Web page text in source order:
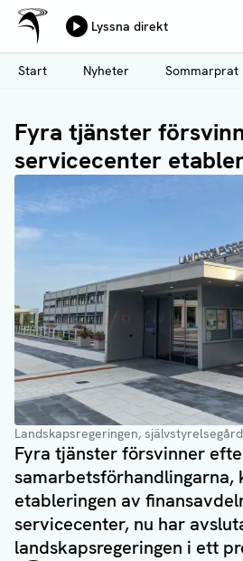
Hoppa
till
huvudinnehåll
Ålands Radio & TV
Lyssna direkt
Start
Nyheter Sommarprat
Fyra tjänster
servicecenter
Landskapsregeringen,
Fyra tjänster försvinner
samarbetsförhandlingarna,
etableringen av
servicecenter, nu har
landskapsregeringen i ett